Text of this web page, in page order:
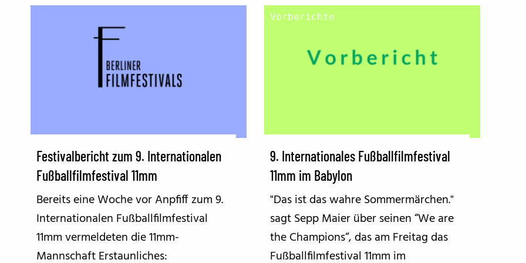
Festivalbericht zum 9. Internationalen
Fußballfilmfestival 11mm
Bereits eine Woche vor Anpfiff zum 9.
Internationalen Fußballfilmfestival
11mm vermeldeten die 11mm-
Mannschaft Erstaunliches:
Vorberichte
9. Internationales Fußballfilmfestival
11mm im Babylon
"Das ist das wahre Sommermärchen."
sagt Sepp Maier über seinen “We are
the Champions“, das am Freitag das
Fußballfilmfestival 11mm im